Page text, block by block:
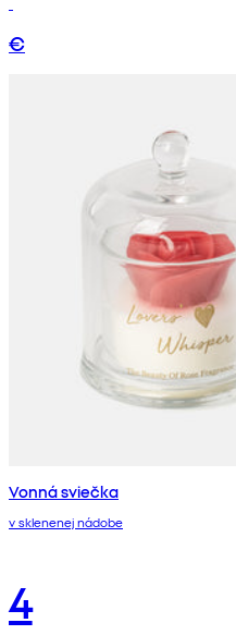
€
Vonná sviečka
v sklenenej nádobe
4